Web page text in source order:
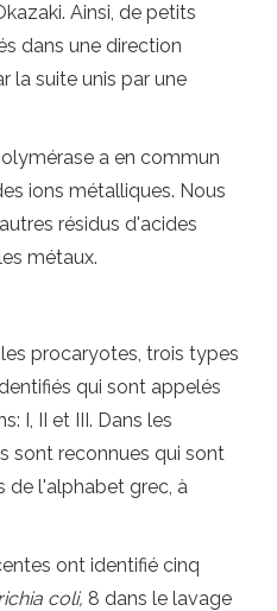
Ainsi, de petits
dans une direction
la suite unis par une
a en commun
ions métalliques. Nous
résidus d'acides
métaux.
procaryotes, trois types
qui sont appelés
I, II et III. Dans les
sont reconnues qui sont
de l'alphabet grec, à
ont identifié cinq
coli, 8 dans le lavage